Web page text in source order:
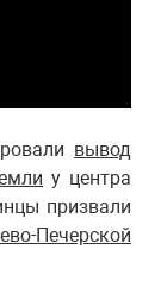
вывод
у центра
призвали
Печерской